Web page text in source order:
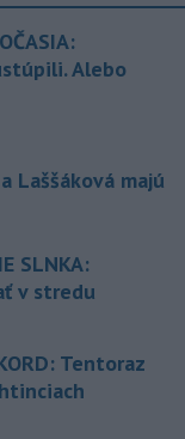
Alebo
Laššáková majú
SLNKA:
v stredu
Tentoraz